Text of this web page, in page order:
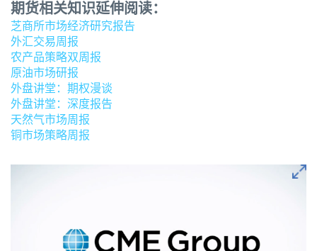
期货相关知识延伸阅读：
芝商所市场经济研究报告
外汇交易周报
农产品策略双周报
原油市场研报
外盘讲堂：期权漫谈
外盘讲堂：深度报告
天然气市场周报
铜市场策略周报